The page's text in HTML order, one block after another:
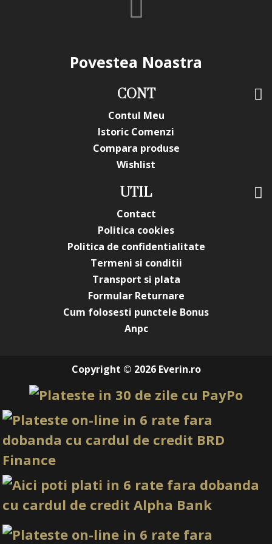
Povestea Noastra
CONT
Contul Meu
Istoric Comenzi
Compara produse
Wishlist
UTIL
Contact
Politica cookies
Politica de confidentialitate
Termeni si conditii
Transport si plata
Formular Returnare
Cum folosesti punctele Bonus
Anpc
Copyright © 2026 Everin.ro